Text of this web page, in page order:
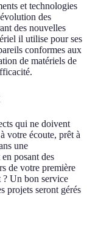
et technologies
des
des nouvelles
il utilise pour ses
conformes aux
de matériels de
qui ne doivent
votre écoute, prêt à
une
posant des
de votre première
Un bon service
projets seront gérés